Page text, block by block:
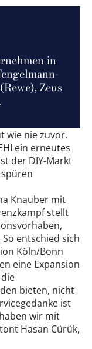
in
Zeus
wie nie zuvor.
ein erneutes
der DIY-Markt
Knauber mit
stellt
entschied sich
Köln/Bonn
eine Expansion
bieten, nicht
ist
wir mit
Hasan Cürük,